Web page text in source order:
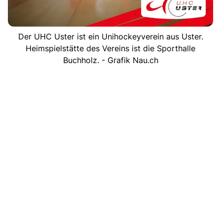
Der UHC Uster ist ein Unihockeyverein aus Uster.
Heimspielstätte des Vereins ist die Sporthalle
Buchholz. - Grafik Nau.ch